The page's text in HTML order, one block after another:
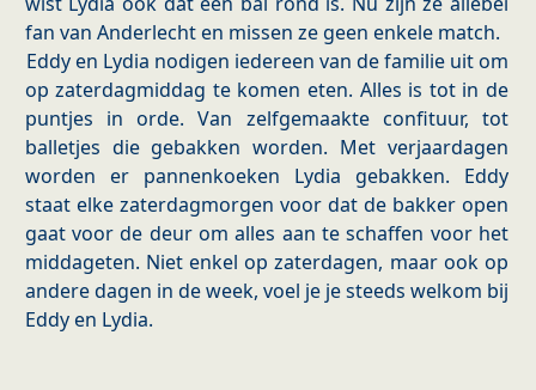
fan van Anderlecht en missen ze geen enkele match.
Eddy en Lydia nodigen iedereen van de familie uit om
op zaterdagmiddag te komen eten. Alles is tot in de
puntjes in orde. Van zelfgemaakte confituur, tot
balletjes die gebakken worden. Met verjaardagen
worden er pannenkoeken Lydia gebakken. Eddy
staat elke zaterdagmorgen voor dat de bakker open
gaat voor de deur om alles aan te schaffen voor het
middageten. Niet enkel op zaterdagen, maar ook op
andere dagen in de week, voel je je steeds welkom bij
Eddy en Lydia.